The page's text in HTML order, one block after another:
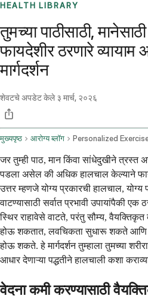
HEALTH LIBRARY
तुमच्या पाठीसाठी,
फायदेशीर ठरणारे
मार्गदर्शन
शेवटचे अपडेट केले ३ मार्च, २०२६
मुख्यपृष्ठ आरोग्य ब्लॉग
जर तुम्ही पाठ, मान किंवा सांधेदुखीने त्रस्त
पडला असेल की अधिक हालचाल केल्याने
उत्तर म्हणजे योग्य प्रकारची हालचाल, योग्य
वाटण्यासाठी सर्वात प्रभावी उपायांपैकी
स्थिर राहावेसे वाटते, परंतु सौम्य,
होऊ शकतात, लवचिकता सुधारू शकते आणि
होऊ शकते. हे मार्गदर्शन तुम्हाला तुमच्या
आधार देणाऱ्या पद्धतीने हालचाली कशा
वेदना कमी करण्यासाठी